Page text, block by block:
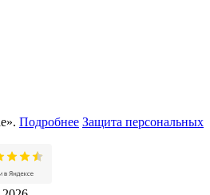
Подробнее Защита персональных